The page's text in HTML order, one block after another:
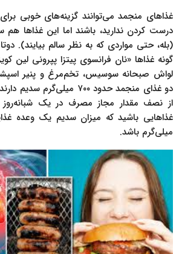
غذاهای منجمد می‌توانند گزینه‌های خوبی
درست کردن ندارید، باشند اما این غذاها
(بله، حتی مواردی که به نظر سالم بیایند).
گونه غذاها «نان فرانسوی پیتزا پپرونی لین
لواش صبحانه سوسیس، تخم‌مرغ و پنیر
دو غذای منجمد حدود ۷۰۰
از نصف مقدار مجاز مصرف در یک
میلی‌گرم باشد.